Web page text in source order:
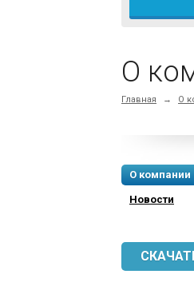
О
Главная → О
О компании
Новости